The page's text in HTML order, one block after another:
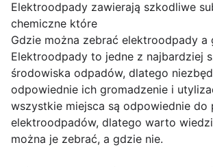
Elektroodpady zawierają szkodliwe
chemiczne które
Gdzie można zebrać elektroodpady a
Elektroodpady to jedne z najbardziej
środowiska odpadów, dlatego
odpowiednie ich gromadzenie i
wszystkie miejsca są odpowiednie do
elektroodpadów, dlatego warto
można je zebrać, a gdzie nie.